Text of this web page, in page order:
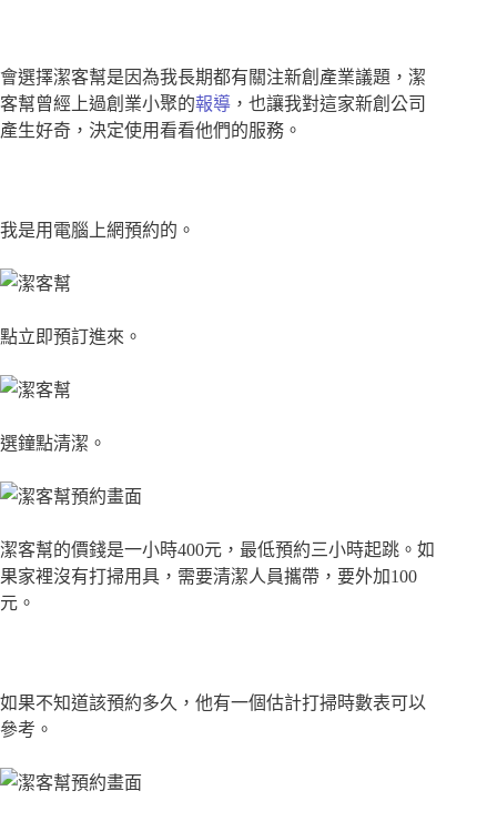
會選擇潔客幫是因為我長期都有關注新創產業議題，潔
客幫曾經上過創業小聚的報導 ，也讓我對這家新創公司
產生好奇，決定使用看看他們的服務。
我是用電腦上網預約的。
點立即預訂進來。
選鐘點清潔。
潔客幫的價錢是一小時400元，最低預約三小時起跳。如
果家裡沒有打掃用具，需要清潔人員攜帶，要外加100
元。
如果不知道該預約多久，他有一個估計打掃時數表可以
參考。